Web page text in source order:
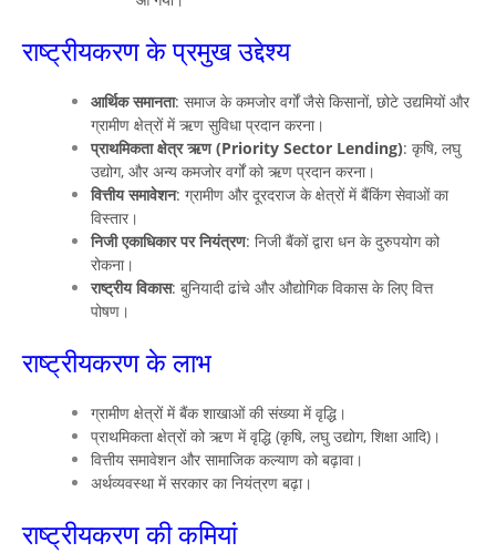
राष्ट्रीयकरण के प्रमुख उद्देश्य
आर्थिक समानता: समाज के कमजोर वर्गों जैसे किसानों, छोटे उद्यमियों और
ग्रामीण क्षेत्रों में ऋण सुविधा प्रदान करना।
प्राथमिकता क्षेत्र ऋण (Priority Sector Lending): कृषि, लघु
उद्योग, और अन्य कमजोर वर्गों को ऋण प्रदान करना।
वित्तीय समावेशन: ग्रामीण और दूरदराज के क्षेत्रों में बैंकिंग सेवाओं का
विस्तार।
निजी एकाधिकार पर नियंत्रण: निजी बैंकों द्वारा धन के दुरुपयोग को
रोकना।
राष्ट्रीय विकास: बुनियादी ढांचे और औद्योगिक विकास के लिए वित्त
पोषण।
राष्ट्रीयकरण के लाभ
ग्रामीण क्षेत्रों में बैंक शाखाओं की संख्या में वृद्धि।
प्राथमिकता क्षेत्रों को ऋण में वृद्धि (कृषि, लघु उद्योग, शिक्षा आदि)।
वित्तीय समावेशन और सामाजिक कल्याण को बढ़ावा।
अर्थव्यवस्था में सरकार का नियंत्रण बढ़ा।
राष्ट्रीयकरण की कमियां